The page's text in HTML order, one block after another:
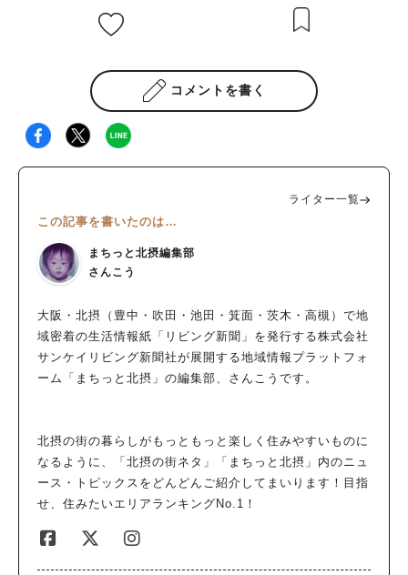
コメントを書く
ライター一覧
この記事を書いたのは…
まちっと北摂編集部
さんこう
大阪・北摂（豊中・吹田・池田・箕面・茨木・高槻）で地
域密着の生活情報紙「リビング新聞」を発行する株式会社
サンケイリビング新聞社が展開する地域情報プラットフォ
ーム「まちっと北摂」の編集部、さんこうです。
北摂の街の暮らしがもっともっと楽しく住みやすいものに
なるように、「北摂の街ネタ」「まちっと北摂」内のニュ
ース・トピックスをどんどんご紹介してまいります！目指
せ、住みたいエリアランキングNo.1！